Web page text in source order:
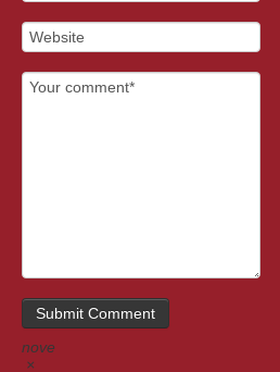
nove
×